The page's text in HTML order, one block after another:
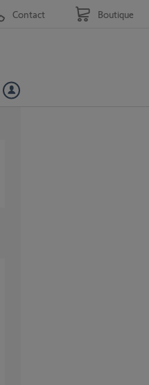
Contact Boutique